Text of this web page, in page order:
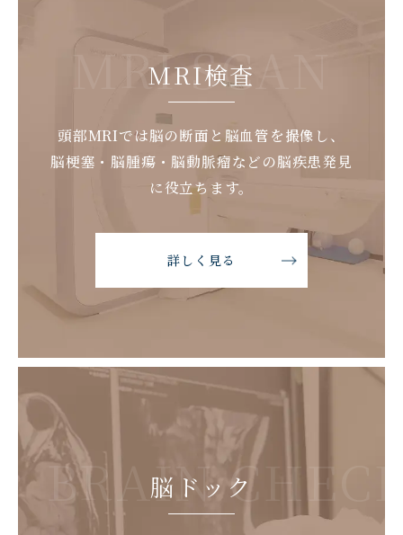
MRI検査
MRI SCAN
頭部MRIでは脳の断面と脳血管を撮像し、
脳梗塞・脳腫瘍・脳動脈瘤などの脳疾患発見
に役立ちます。
詳しく見る
脳ドック
BRAIN